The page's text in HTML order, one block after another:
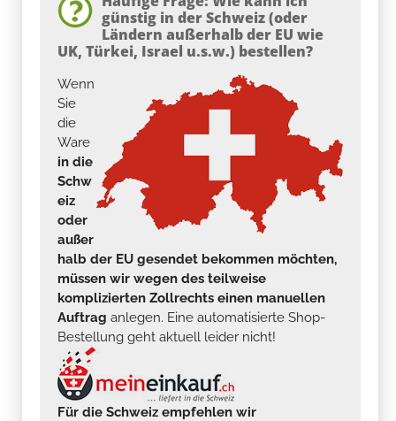
günstig in der Schweiz (oder
Ländern außerhalb der EU wie
UK, Türkei, Israel u.s.w.) bestellen?
Wenn
Sie
die
Ware
in die
Schw
eiz
oder
außer
halb der EU gesendet bekommen möchten,
müssen wir wegen des teilweise
komplizierten Zollrechts einen manuellen
Auftrag anlegen. Eine automatisierte Shop-
Bestellung geht aktuell leider nicht!
Für die Schweiz empfehlen wir